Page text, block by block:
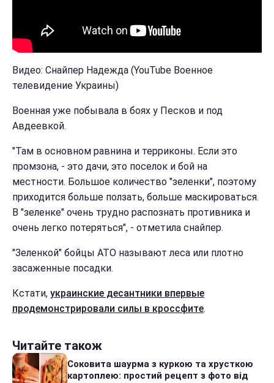
Видео: Снайпер Надежда (YouTube Военное
телевидение Украины)
Военная уже побывала в боях у Песков и под
Авдеевкой.
"Там в основном равнина и терриконы. Если это
промзона, - это дачи, это поселок и бой на
местности. Большое количество "зеленки", поэтому
приходится больше ползать, больше маскироваться.
В "зеленке" очень трудно распознать противника и
очень легко потеряться", - отметила снайпер.
"Зеленкой" бойцы АТО называют леса или плотно
засаженные посадки.
Кстати, украинские десантники впервые
продемонстрировали силы в кроссфите.
Читайте також
Соковита шаурма з куркою та хрусткою
картоплею: простий рецепт з фото від